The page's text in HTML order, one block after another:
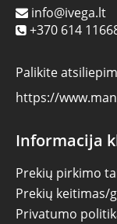
info@ivega.lt
+370 614
Palikite
https://
Informacija
Prekių pirkimo
Prekių keitimas/
Privatumo